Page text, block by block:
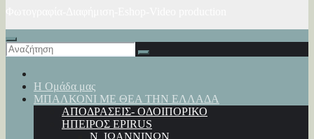
Η Ομάδα μας
ΜΠΑΛΚΟΝΙ ΜΕ ΘΕΑ ΤΗΝ ΕΛΛΑΔΑ
ΑΠΟΔΡΑΣΕΙΣ- ΟΔΟΙΠΟΡΙΚΟ
ΗΠΕΙΡΟΣ EPIRUS
Ν. ΙΩΑΝΝΙΝΩΝ